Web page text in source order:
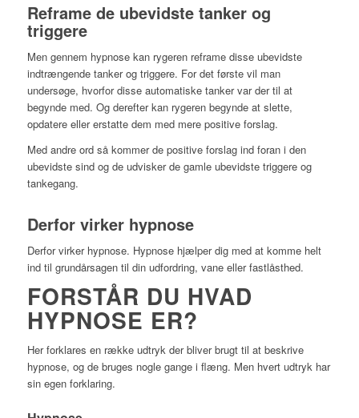
Reframe de ubevidste tanker og
triggere
Men gennem hypnose kan rygeren reframe disse ubevidste
indtrængende tanker og triggere. For det første vil man
undersøge, hvorfor disse automatiske tanker var der til at
begynde med. Og derefter kan rygeren begynde at slette,
opdatere eller erstatte dem med mere positive forslag.
Med andre ord så kommer de positive forslag ind foran i den
ubevidste sind og de udvisker de gamle ubevidste triggere og
tankegang.
Derfor virker hypnose
Derfor virker hypnose. Hypnose hjælper dig med at komme helt
ind til grundårsagen til din udfordring, vane eller fastlåsthed.
FORSTÅR DU HVAD
HYPNOSE ER?
Her forklares en række udtryk der bliver brugt til at beskrive
hypnose, og de bruges nogle gange i flæng. Men hvert udtryk har
sin egen forklaring.